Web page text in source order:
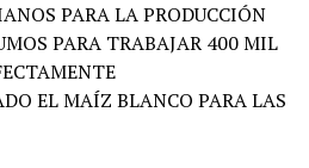
PARA LA PRODUCCIÓN
PARA TRABAJAR 400 MIL
EL MAÍZ BLANCO PARA LAS